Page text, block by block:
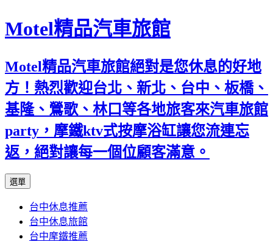
Motel精品汽車旅館
Motel精品汽車旅館絕對是您休息的好地
方！熱烈歡迎台北、新北、台中、板橋、
基隆、鶯歌、林口等各地旅客來汽車旅館
party，摩鐵ktv式按摩浴缸讓您流連忘
返，絕對讓每一個位顧客滿意。
選單
內
容
台中休息推薦
台中休息旅館
台中摩鐵推薦